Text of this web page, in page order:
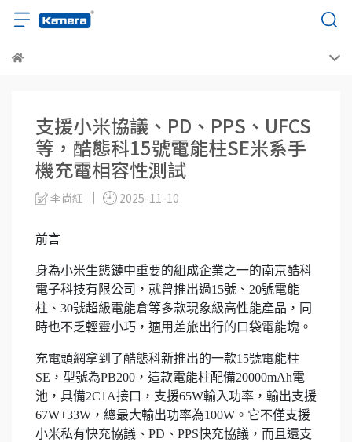
支援小米協議、PD、PPS、UFCS
等，酷態科15號電能柱SE米系手
機充電相容性測試
李尚紅 2025-11-10
前言
身為小米生態鏈中重要的組成企業之一的南京酷科
電子科技有限公司，就曾推出過15號、20號電能
柱、30號超級電能倉等多款現象級高性能產品，同
時也不乏輕靈小巧，適用差旅出行的口袋電能塊。
充電頭網拿到了酷態科新推出的一款15號電能柱
SE，型號為PB200，這款電能柱配備20000mAh電
池，具備2C1A接口，支援65W輸入功率，輸出支援
67W+33W，總最大輸出功率為100W。它不僅支援
小米私有快充協議、PD、PPS快充協議，而且還支